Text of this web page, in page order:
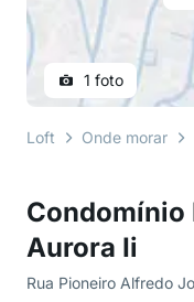
Condomínio
Aurora Ii
Rua Pioneiro Alfredo
1 foto
Loft Onde morar